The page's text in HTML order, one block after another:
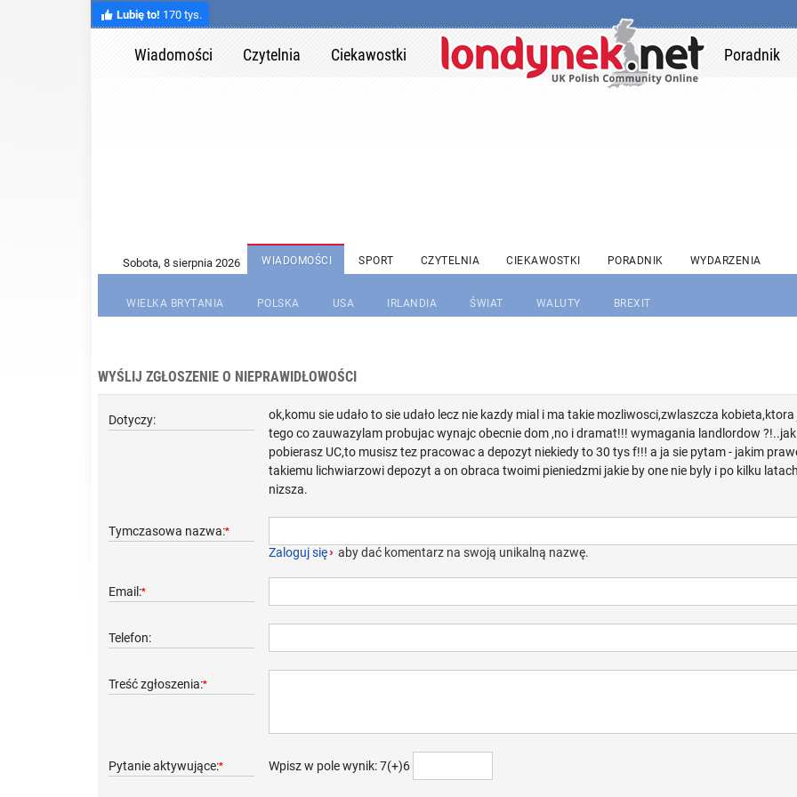
Lubię to! 170 tys.
Wiadomości Czytelnia Ciekawostki Poradnik
WIADOMOŚCI SPORT CZYTELNIA CIEKAWOSTKI PORADNIK WYDARZENIA
WIELKA BRYTANIA POLSKA USA IRLANDIA ŚWIAT WALUTY BREXIT
WYŚLIJ ZGŁOSZENIE O NIEPRAWIDŁOWOŚCI
Dotyczy:
ok,komu sie udało to sie udało lecz nie kazdy mial i ma takie mozliwosci,zwlaszcza
tego co zauwazylam probujac wynajc obecnie dom ,no i dramat!!! wymagania landlordow
pobierasz UC,to musisz tez pracowac a depozyt niekiedy to 30 tys f!!! a ja sie pytam - jakim
takiemu lichwiarzowi depozyt a on obraca twoimi pieniedzmi jakie by one nie byly i po kilku
nizsza.
Tymczasowa nazwa:*
Zaloguj się› aby dać komentarz na swoją unikalną nazwę.
Email:*
Telefon:
Treść zgłoszenia:*
Pytanie aktywujące:* Wpisz w pole wynik: 7(+)6